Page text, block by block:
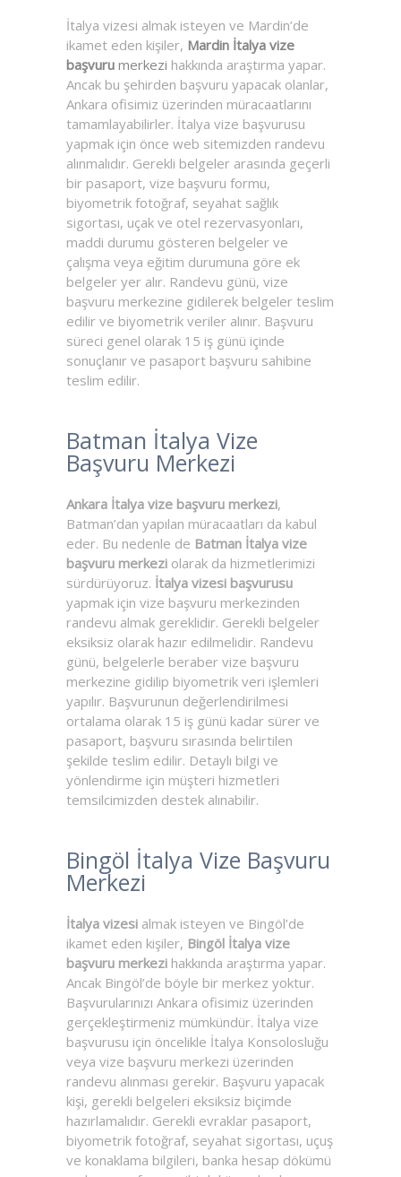
İtalya vizesi almak isteyen ve Mardin’de
ikamet eden kişiler, Mardin İtalya vize
başvuru merkezi hakkında araştırma yapar.
Ancak bu şehirden başvuru yapacak olanlar,
Ankara ofisimiz üzerinden müracaatlarını
tamamlayabilirler. İtalya vize başvurusu
yapmak için önce web sitemizden randevu
alınmalıdır. Gerekli belgeler arasında geçerli
bir pasaport, vize başvuru formu,
biyometrik fotoğraf, seyahat sağlık
sigortası, uçak ve otel rezervasyonları,
maddi durumu gösteren belgeler ve
çalışma veya eğitim durumuna göre ek
belgeler yer alır. Randevu günü, vize
başvuru merkezine gidilerek belgeler teslim
edilir ve biyometrik veriler alınır. Başvuru
süreci genel olarak 15 iş günü içinde
sonuçlanır ve pasaport başvuru sahibine
teslim edilir.
Batman İtalya Vize
Başvuru Merkezi
Ankara İtalya vize başvuru merkezi,
Batman’dan yapılan müracaatları da kabul
eder. Bu nedenle de Batman İtalya vize
başvuru merkezi olarak da hizmetlerimizi
sürdürüyoruz. İtalya vizesi başvurusu
yapmak için vize başvuru merkezinden
randevu almak gereklidir. Gerekli belgeler
eksiksiz olarak hazır edilmelidir. Randevu
günü, belgelerle beraber vize başvuru
merkezine gidilip biyometrik veri işlemleri
yapılır. Başvurunun değerlendirilmesi
ortalama olarak 15 iş günü kadar sürer ve
pasaport, başvuru sırasında belirtilen
şekilde teslim edilir. Detaylı bilgi ve
yönlendirme için müşteri hizmetleri
temsilcimizden destek alınabilir.
Bingöl İtalya Vize Başvuru
Merkezi
İtalya vizesi almak isteyen ve Bingöl’de
ikamet eden kişiler, Bingöl İtalya vize
başvuru merkezi hakkında araştırma yapar.
Ancak Bingöl’de böyle bir merkez yoktur.
Başvurularınızı Ankara ofisimiz üzerinden
gerçekleştirmeniz mümkündür. İtalya vize
başvurusu için öncelikle İtalya Konsolosluğu
veya vize başvuru merkezi üzerinden
randevu alınması gerekir. Başvuru yapacak
kişi, gerekli belgeleri eksiksiz biçimde
hazırlamalıdır. Gerekli evraklar pasaport,
biyometrik fotoğraf, seyahat sigortası, uçuş
ve konaklama bilgileri, banka hesap dökümü